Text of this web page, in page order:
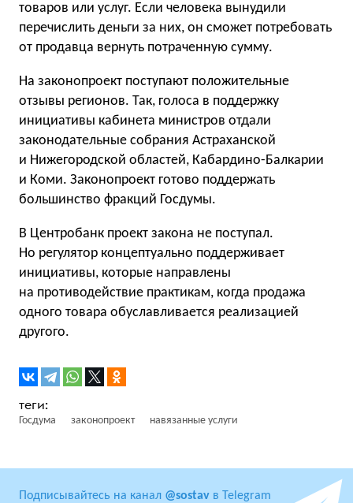
товаров или услуг. Если человека вынудили
перечислить деньги за них, он сможет потребовать
от продавца вернуть потраченную сумму.
На законопроект поступают положительные
отзывы регионов. Так, голоса в поддержку
инициативы кабинета министров отдали
законодательные собрания Астраханской
и Нижегородской областей, Кабардино-Балкарии
и Коми. Законопроект готово поддержать
большинство фракций Госдумы.
В Центробанк проект закона не поступал.
Но регулятор концептуально поддерживает
инициативы, которые направлены
на противодействие практикам, когда продажа
одного товара обуславливается реализацией
другого.
Госдума законопроект навязанные услуги
Подписывайтесь на канал @sostav в Telegram